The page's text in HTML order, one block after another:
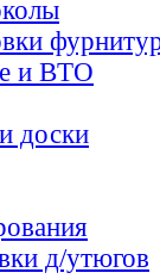
и ВТО
доски
д/утюгов